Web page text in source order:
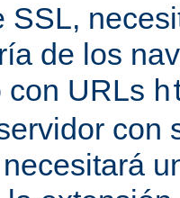
SSL,
de los
con URLs
con